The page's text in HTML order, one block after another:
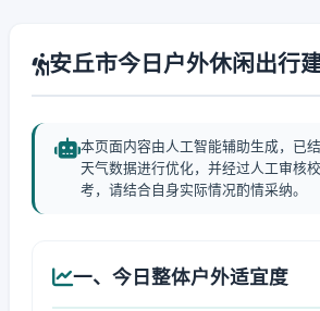
安丘市今日户外休闲出行
本页面内容由人工智能辅助生成，已
天气数据进行优化，并经过人工审核
考，请结合自身实际情况酌情采纳。
一、今日整体户外适宜度